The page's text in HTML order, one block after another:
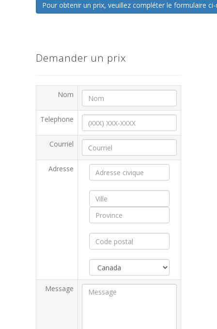
Pour obtenir un prix, veuillez compléter le formulaire
Demander un prix
Nom
Telephone
Courriel
Adresse
Message